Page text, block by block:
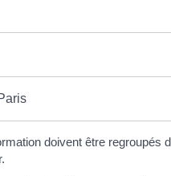
doivent être regroupés